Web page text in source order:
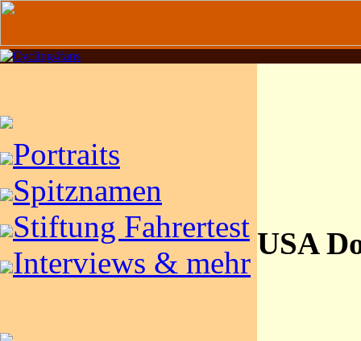
Portraits
Spitznamen
Stiftung Fahrertest
Interviews & mehr
USA